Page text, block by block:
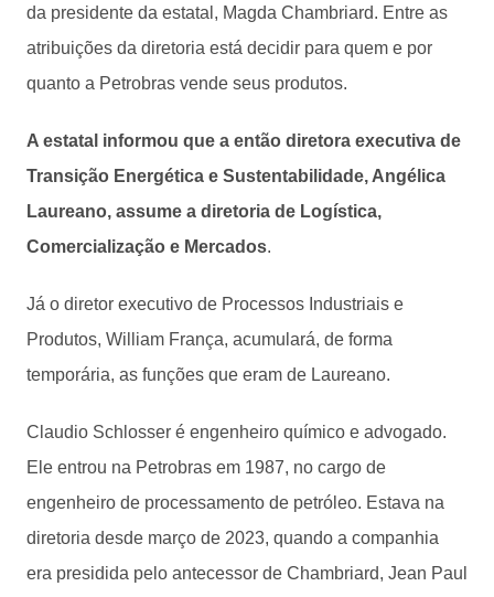
da presidente da estatal, Magda Chambriard. Entre as
atribuições da diretoria está decidir para quem e por
quanto a Petrobras vende seus produtos.
A estatal informou que a então diretora executiva de
Transição Energética e Sustentabilidade, Angélica
Laureano, assume a diretoria de Logística,
Comercialização e Mercados.
Já o diretor executivo de Processos Industriais e
Produtos, William França, acumulará, de forma
temporária, as funções que eram de Laureano.
Claudio Schlosser é engenheiro químico e advogado.
Ele entrou na Petrobras em 1987, no cargo de
engenheiro de processamento de petróleo. Estava na
diretoria desde março de 2023, quando a companhia
era presidida pelo antecessor de Chambriard, Jean Paul